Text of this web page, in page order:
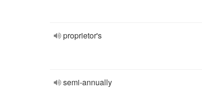
proprietor's
semi-annually